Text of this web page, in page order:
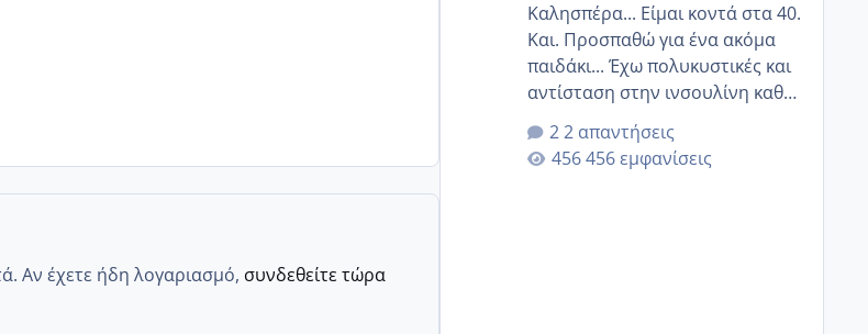
Αν έχετε ήδη λογαριασμό, συνδεθείτε τώρα
Καλησπέρα... Είμαι κοντά στα 40.
Και. Προσπαθώ για ένα ακόμα
παιδάκι... Έχω πολυκυστικές και
αντίσταση στην ινσουλίνη καθώς
και χάσιμοτο! Έχω λίγα κιλά
παραπάνω και όσο κ αν
προσπαθώ δεν χάνω εύκολα!
2 απαντήσεις
456 εμφανίσεις